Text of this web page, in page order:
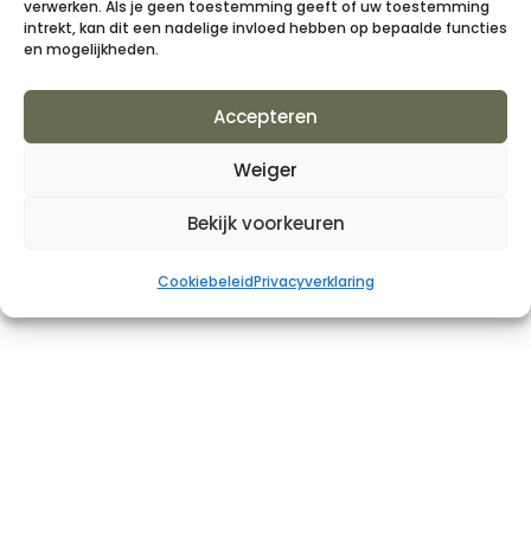
verwerken. Als je geen toestemming geeft of uw toestemming
intrekt, kan dit een nadelige invloed hebben op bepaalde functies
en mogelijkheden.
Accepteren
Weiger
Bekijk voorkeuren
CookiebeleidPrivacyverklaring
BSMedia_IM|feb 21, 2024|Projecten
Bij dit project hebben we het totale
concept van A tot Z voor de klant